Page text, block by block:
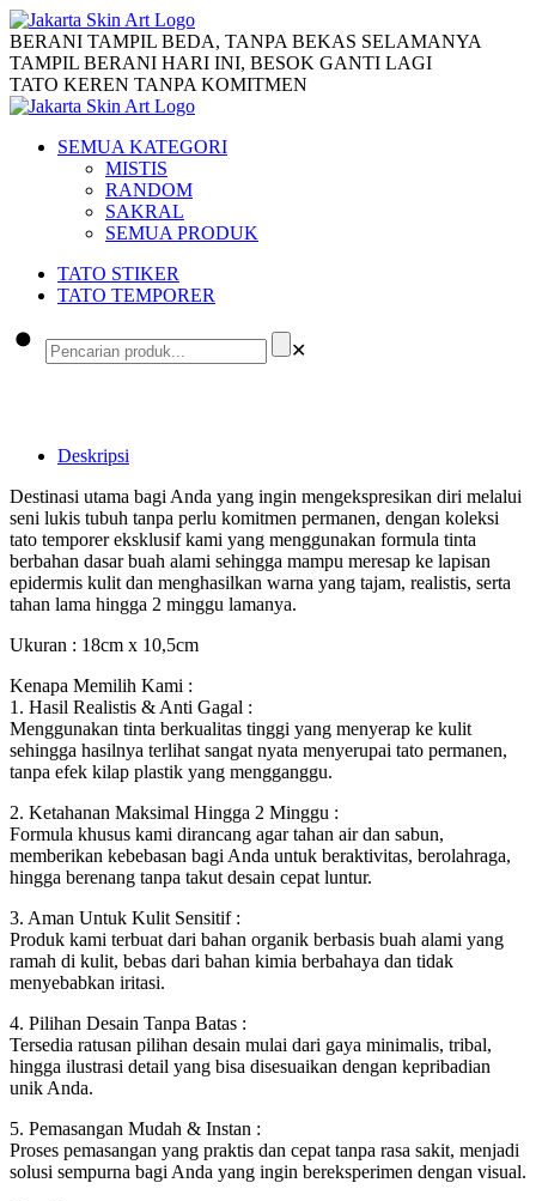
BERANI TAMPIL BEDA, TANPA BEKAS SELAMANYA
TAMPIL BERANI HARI INI, BESOK GANTI LAGI
TATO KEREN TANPA KOMITMEN
SEMUA KATEGORI
MISTIS
RANDOM
SAKRAL
SEMUA PRODUK
TATO STIKER
TATO TEMPORER
✕
Deskripsi
Destinasi utama bagi Anda yang ingin mengekspresikan diri melalui
seni lukis tubuh tanpa perlu komitmen permanen, dengan koleksi
tato temporer eksklusif kami yang menggunakan formula tinta
berbahan dasar buah alami sehingga mampu meresap ke lapisan
epidermis kulit dan menghasilkan warna yang tajam, realistis, serta
tahan lama hingga 2 minggu lamanya.
Ukuran : 18cm x 10,5cm
Kenapa Memilih Kami :
1. Hasil Realistis & Anti Gagal :
Menggunakan tinta berkualitas tinggi yang menyerap ke kulit
sehingga hasilnya terlihat sangat nyata menyerupai tato permanen,
tanpa efek kilap plastik yang mengganggu.
2. Ketahanan Maksimal Hingga 2 Minggu :
Formula khusus kami dirancang agar tahan air dan sabun,
memberikan kebebasan bagi Anda untuk beraktivitas, berolahraga,
hingga berenang tanpa takut desain cepat luntur.
3. Aman Untuk Kulit Sensitif :
Produk kami terbuat dari bahan organik berbasis buah alami yang
ramah di kulit, bebas dari bahan kimia berbahaya dan tidak
menyebabkan iritasi.
4. Pilihan Desain Tanpa Batas :
Tersedia ratusan pilihan desain mulai dari gaya minimalis, tribal,
hingga ilustrasi detail yang bisa disesuaikan dengan kepribadian
unik Anda.
5. Pemasangan Mudah & Instan :
Proses pemasangan yang praktis dan cepat tanpa rasa sakit, menjadi
solusi sempurna bagi Anda yang ingin bereksperimen dengan visual.